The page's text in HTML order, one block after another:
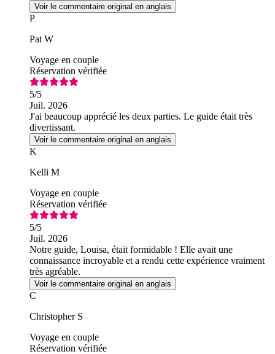
Voir le commentaire original en anglais
P
Pat W
Voyage en couple
Réservation vérifiée
5/5
Juil. 2026
J'ai beaucoup apprécié les deux parties. Le guide était très
divertissant.
Voir le commentaire original en anglais
K
Kelli M
Voyage en couple
Réservation vérifiée
5/5
Juil. 2026
Notre guide, Louisa, était formidable ! Elle avait une
connaissance incroyable et a rendu cette expérience vraiment
très agréable.
Voir le commentaire original en anglais
C
Christopher S
Voyage en couple
Réservation vérifiée